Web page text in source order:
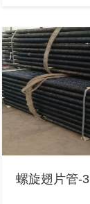
螺旋翅片管-3